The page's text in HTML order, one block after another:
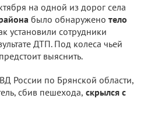
на одной из дорог села
было обнаружено тело
установили сотрудники
ДТП. Под колеса чьей
выяснить.
России по Брянской области,
сбив пешехода, скрылся с